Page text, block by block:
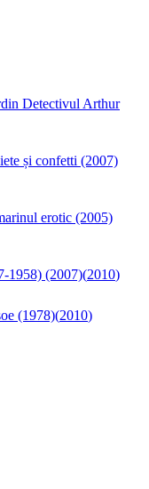
din Detectivul Arthur
și confetti (2007)
erotic (2005)
1958) (2007)(2010)
(1978)(2010)